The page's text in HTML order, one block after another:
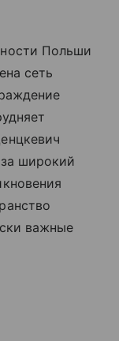
Польши
сеть
широкий
важные